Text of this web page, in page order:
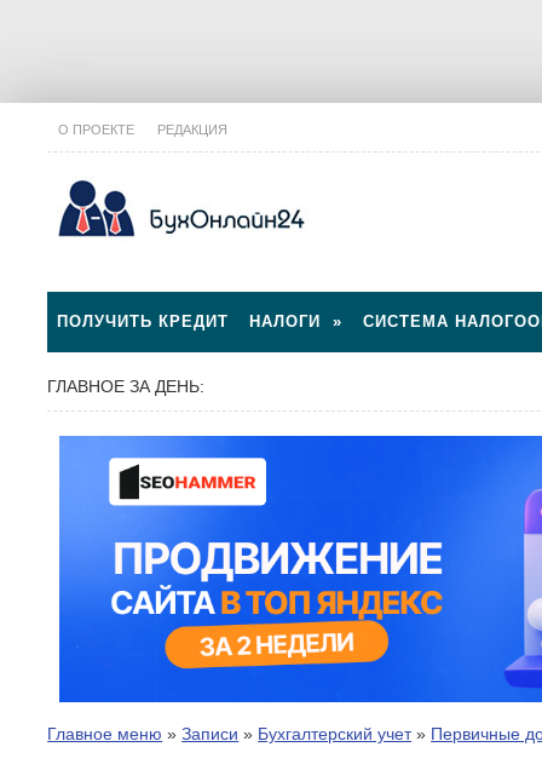
О ПРОЕКТЕ РЕДАКЦИЯ
ПОЛУЧИТЬ КРЕДИТ НАЛОГИ » СИСТЕМА
ГЛАВНОЕ ЗА ДЕНЬ:
Главное меню »Записи » Бухгалтерский учет» Первичные